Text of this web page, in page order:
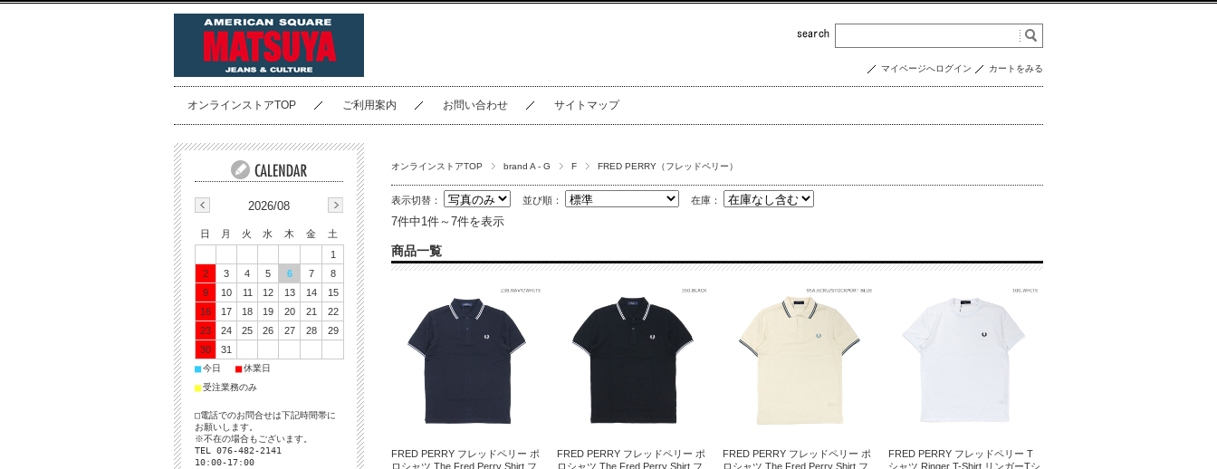
マイページへログイン カートをみる
オンラインストアTOP ご利用案内 お問い合わせ サイトマップ
オンラインストアTOP brand A - G F FRED PERRY（フレッドペリー）
表示切替： 並び順： 在庫：
7件中1件～7件を表示
商品一覧
FRED PERRY フレッドペリー ポ
ロシャツ The Fred Perry Shirt フ
FRED PERRY フレッドペリー ポ
ロシャツ The Fred Perry Shirt フ
FRED PERRY フレッドペリー ポ
ロシャツ The Fred Perry Shirt フ
FRED PERRY フレッドペリー T
シャツ Ringer T-Shirt リンガーTシ
2026/08
日 月 火 水 木 金
土
1
2
3 4 5 6 7
8
9
10 11 12 13 14
15
16
17 18 19 20 21
22
23
24 25 26 27 28
29
30
31
■今日 ■休業日
■受注業務のみ
□電話でのお問合せは下記時間帯に
お願いします。
※不在の場合もございます。
TEL 076-482-2141
10:00-17:00